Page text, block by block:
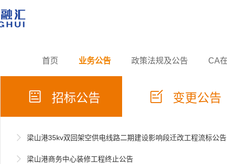
首页 业务公告 政策法规及公告 CA
 招标公告  变更公告
 梁山港35kv双回架空供电线路二期建设影响段迁改工程流标公告
 梁山港商务中心装修工程终止公告